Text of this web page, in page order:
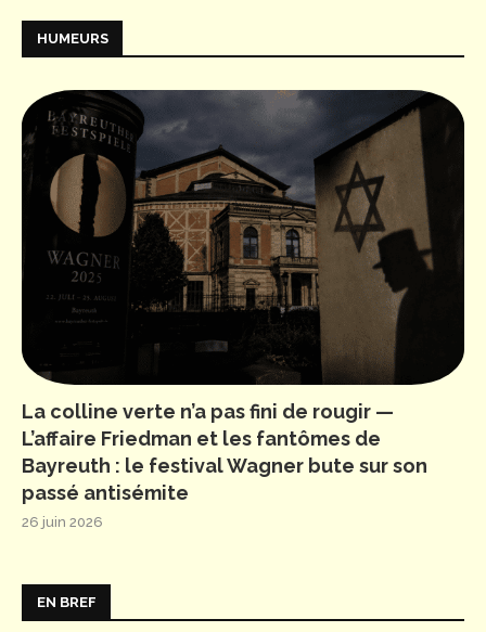
HUMEURS
La colline verte n’a pas fini de rougir —
L’affaire Friedman et les fantômes de
Bayreuth : le festival Wagner bute sur son
passé antisémite
26 juin 2026
EN BREF